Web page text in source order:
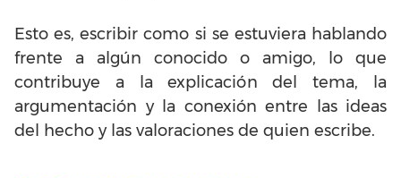
Esto es, escribir como si se estuviera hablando
frente a algún conocido o amigo, lo que
contribuye a la explicación del tema, la
argumentación y la conexión entre las ideas
del hecho y las valoraciones de quien escribe.